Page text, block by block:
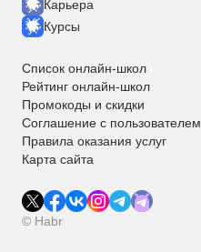
Карьера
Курсы
Список онлайн-школ
Рейтинг онлайн-школ
Промокоды и скидки
Соглашение с пользователем
Правила оказания услуг
Карта сайта
© Habr